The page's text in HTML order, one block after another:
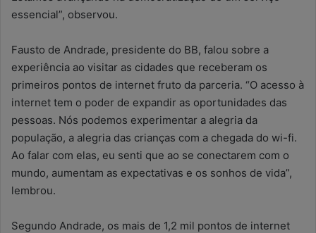
essencial”, observou.
Fausto de Andrade, presidente do BB, falou sobre a
experiência ao visitar as cidades que receberam os
primeiros pontos de internet fruto da parceria. “O acesso à
internet tem o poder de expandir as oportunidades das
pessoas. Nós podemos experimentar a alegria da
população, a alegria das crianças com a chegada do wi-fi.
Ao falar com elas, eu senti que ao se conectarem com o
mundo, aumentam as expectativas e os sonhos de vida”,
lembrou.
Segundo Andrade, os mais de 1,2 mil pontos de internet